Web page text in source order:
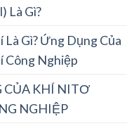
Là Gì?
Là Gì? Ứng Dụng Của
Công Nghiệp
CỦA KHÍ NITƠ
NGHIỆP